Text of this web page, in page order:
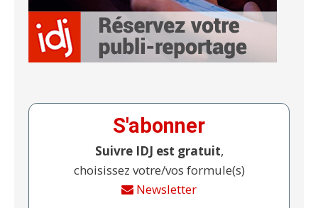
S'abonner
Suivre IDJ est gratuit,
choisissez votre/vos formule(s)
Newsletter